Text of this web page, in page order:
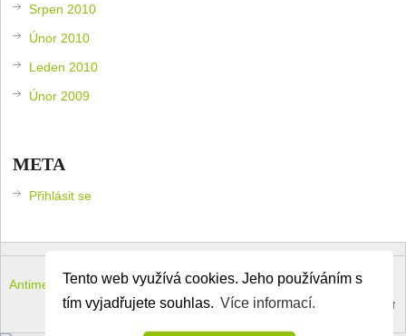
Tento web využívá cookies. Jeho používáním s
tím vyjadřujete souhlas. Více informací.
Srpen 2010
Únor 2010
Leden 2010
Únor 2009
META
Přihlásit se
Antimeloun – komouši dneškaCopyright © 2026.
Theme byMyThemeShop. Back to Top ↑